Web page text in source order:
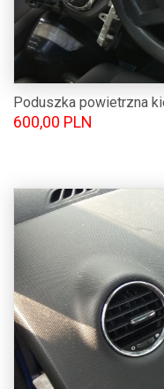
Poduszka powietrzna
600,00 PLN